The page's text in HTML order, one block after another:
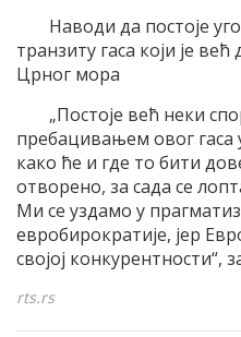
Наводи да постоје
транзиту гаса који је
Црног мора
„Постоје већ неки
пребацивањем овог гаса
како ће и где то бити
отворено, за сада се
Ми се уздамо у
евробирократије, јер
својој конкурентности“,
rts.rs